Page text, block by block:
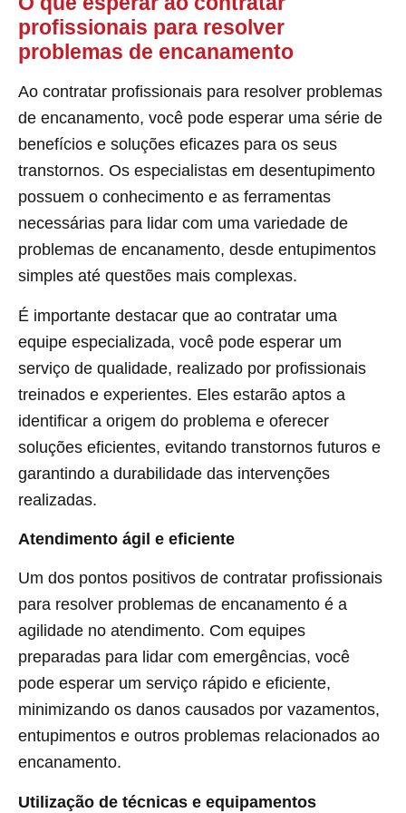
profissionais para resolver
problemas de encanamento
Ao contratar profissionais para resolver problemas
de encanamento, você pode esperar uma série de
benefícios e soluções eficazes para os seus
transtornos. Os especialistas em desentupimento
possuem o conhecimento e as ferramentas
necessárias para lidar com uma variedade de
problemas de encanamento, desde entupimentos
simples até questões mais complexas.
É importante destacar que ao contratar uma
equipe especializada, você pode esperar um
serviço de qualidade, realizado por profissionais
treinados e experientes. Eles estarão aptos a
identificar a origem do problema e oferecer
soluções eficientes, evitando transtornos futuros e
garantindo a durabilidade das intervenções
realizadas.
Atendimento ágil e eficiente
Um dos pontos positivos de contratar profissionais
para resolver problemas de encanamento é a
agilidade no atendimento. Com equipes
preparadas para lidar com emergências, você
pode esperar um serviço rápido e eficiente,
minimizando os danos causados por vazamentos,
entupimentos e outros problemas relacionados ao
encanamento.
Utilização de técnicas e equipamentos